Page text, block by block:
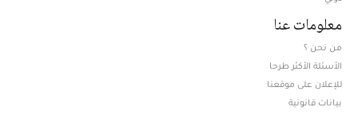
معلومات عنا
من نحن ؟
الأسئلة الأكثر طرحا
للإعلان على موقعنا
بيانات قانونية